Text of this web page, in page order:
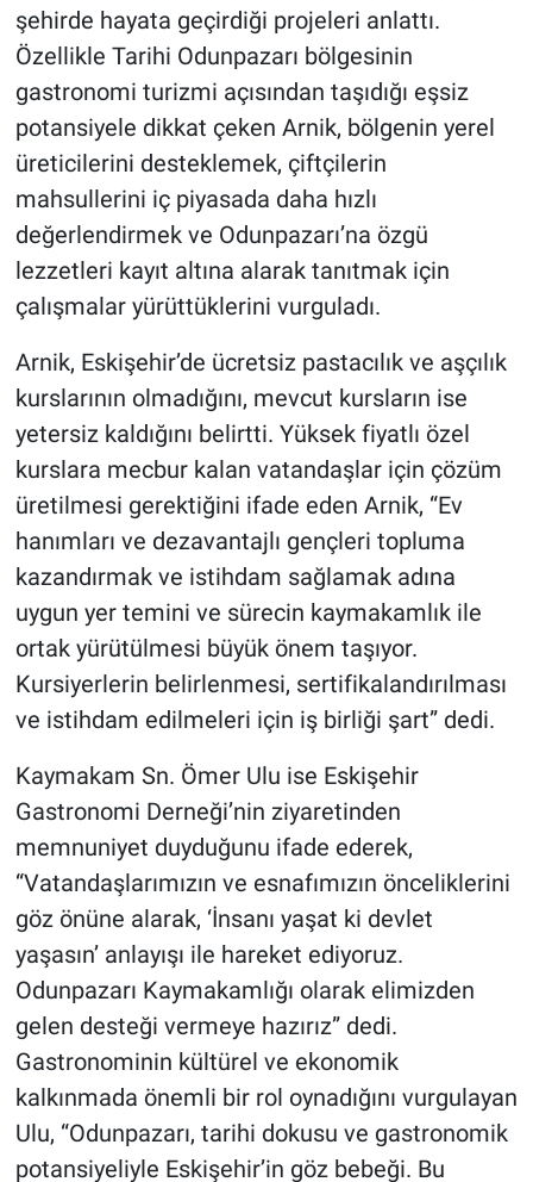
şehirde hayata geçirdiği projeleri anlattı.
Özellikle Tarihi Odunpazarı bölgesinin
gastronomi turizmi açısından taşıdığı eşsiz
potansiyele dikkat çeken Arnik, bölgenin yerel
üreticilerini desteklemek, çiftçilerin
mahsullerini iç piyasada daha hızlı
değerlendirmek ve Odunpazarı’na özgü
lezzetleri kayıt altına alarak tanıtmak için
çalışmalar yürüttüklerini vurguladı.
Arnik, Eskişehir’de ücretsiz pastacılık ve aşçılık
kurslarının olmadığını, mevcut kursların ise
yetersiz kaldığını belirtti. Yüksek fiyatlı özel
kurslara mecbur kalan vatandaşlar için çözüm
üretilmesi gerektiğini ifade eden Arnik, “Ev
hanımları ve dezavantajlı gençleri topluma
kazandırmak ve istihdam sağlamak adına
uygun yer temini ve sürecin kaymakamlık ile
ortak yürütülmesi büyük önem taşıyor.
Kursiyerlerin belirlenmesi, sertifikalandırılması
ve istihdam edilmeleri için iş birliği şart” dedi.
Kaymakam Sn. Ömer Ulu ise Eskişehir
Gastronomi Derneği’nin ziyaretinden
memnuniyet duyduğunu ifade ederek,
“Vatandaşlarımızın ve esnafımızın önceliklerini
göz önüne alarak, ‘İnsanı yaşat ki devlet
yaşasın’ anlayışı ile hareket ediyoruz.
Odunpazarı Kaymakamlığı olarak elimizden
gelen desteği vermeye hazırız” dedi.
Gastronominin kültürel ve ekonomik
kalkınmada önemli bir rol oynadığını vurgulayan
Ulu, “Odunpazarı, tarihi dokusu ve gastronomik
potansiyeliyle Eskişehir’in göz bebeği. Bu